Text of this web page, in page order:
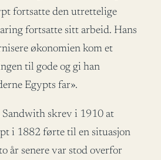
fortsatte den utrettelige
fortsatte sitt arbeid. Hans
økonomien kom et
til gode og gi han
Egypts far».
skrev i 1910 at
i 1882 førte til en situasjon
år senere var stod overfor